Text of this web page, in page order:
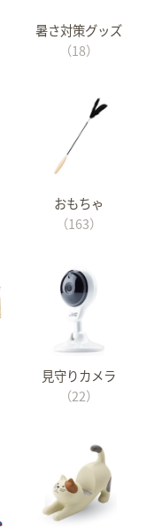
暑さ対策グッズ
（18）
おもちゃ
（163）
見守りカメラ
（22）